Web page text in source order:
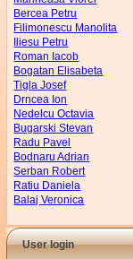
Bercea Petru
Filimonescu Manolita
Iliesu Petru
Roman Iacob
Bogatan Elisabeta
Tigla Josef
Drncea Ion
Nedelcu Octavia
Bugarski Stevan
Radu Pavel
Bodnaru Adrian
Serban Robert
Ratiu Daniela
Balaj Veronica
User login